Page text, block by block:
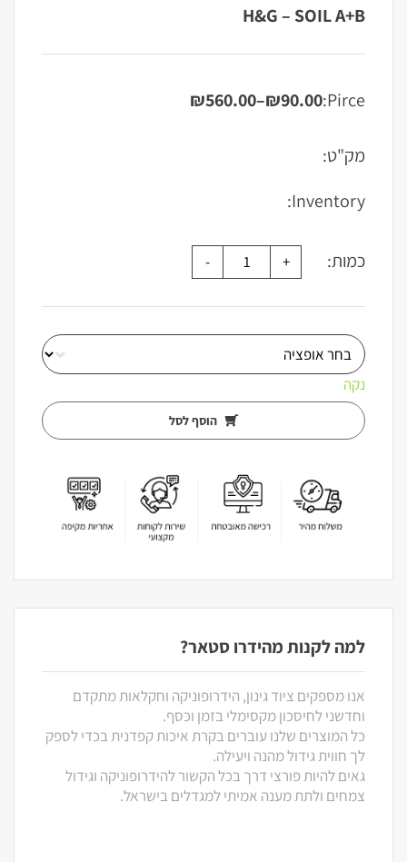
H&G – SOIL A+B
Pirce:
₪90.00
–
₪560.00
טווח
מק"ט:
Inventory:
כמות:
נקה
הוסף לסל
למה לקנות מהידרו סטאר?
אנו מספקים ציוד גינון, הידרופוניקה וחקלאות מתקדם
וחדשני לחיסכון מקסימלי בזמן וכסף.
כל המוצרים שלנו עוברים בקרת איכות קפדנית בכדי לספק
לך חווית גידול מהנה ויעילה.
גאים להיות פורצי דרך בכל הקשור להידרופוניקה וגידול
צמחים ולתת מענה אמיתי למגדלים בישראל.